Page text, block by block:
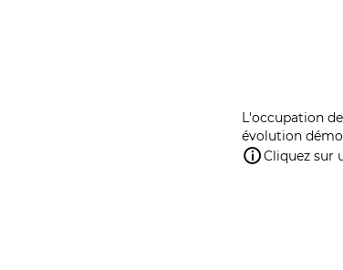
L'occupation
évolution
Cliquez sur